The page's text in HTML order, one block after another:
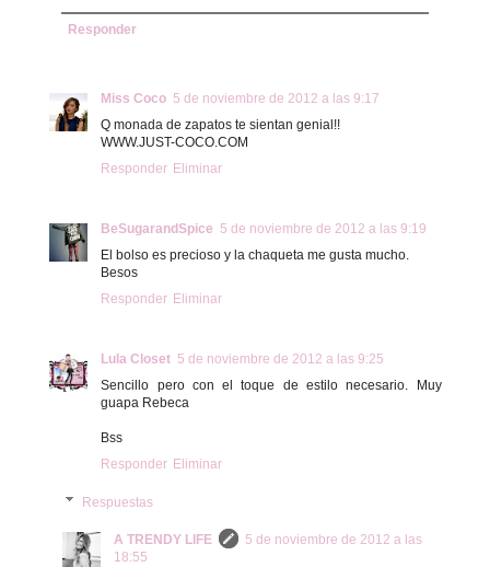
Responder
Miss Coco 5 de noviembre de 2012 a las 9:17
Q monada de zapatos te sientan genial!!
WWW.JUST-COCO.COM
Responder Eliminar
BeSugarandSpice 5 de noviembre de 2012 a las 9:19
El bolso es precioso y la chaqueta me gusta mucho.
Besos
Responder Eliminar
Lula Closet 5 de noviembre de 2012 a las 9:25
Sencillo pero con el toque de estilo necesario. Muy
guapa Rebeca
Bss
Responder Eliminar
Respuestas
A TRENDY LIFE
5 de noviembre de 2012 a las
18:55